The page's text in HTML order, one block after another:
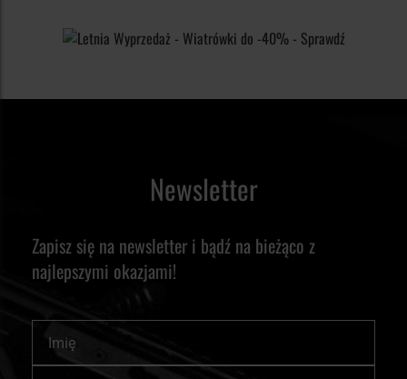
Newsletter
Zapisz się na newsletter i bądź na bieżąco z
najlepszymi okazjami!